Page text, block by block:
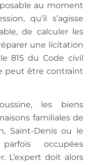
au moment
qu’il s’agisse
de calculer les
une licitation
815 du Code civil
peut être contraint
les biens
familiales de
Saint-Denis ou le
occupées
L’expert doit alors